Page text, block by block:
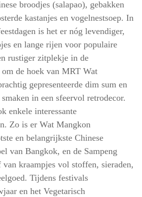
broodjes (salapao), gebakken
kastanjes en vogelnestsoep. In
is het er nóg levendiger,
en lange rijen voor populaire
rustiger zitplekje in de
om de hoek van MRT Wat
gepresenteerde dim sum en
in een sfeervol retrodecor.
enkele interessante
Zo is er Wat Mangkon
en belangrijkste Chinese
van Bangkok, en de Sampeng
kraampjes vol stoffen, sieraden,
Tijdens festivals
en het Vegetarisch